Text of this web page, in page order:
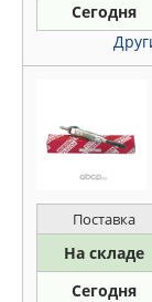
Dyna
Hilux
Picnic
Previa
Rav4
Сегодня
Поставка
На складе
Сегодня